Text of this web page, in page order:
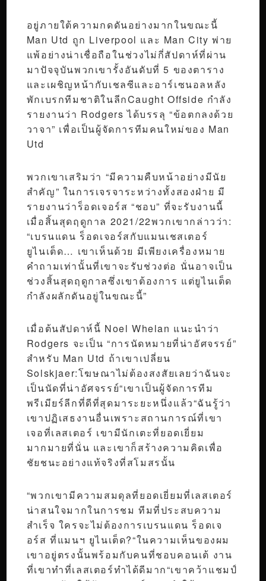
อยู่ภายใต้ความกดดันอย่างมากในขณะนี้
Man Utd ถูก Liverpool และ Man City พ่าย
แพ้อย่างน่าเชื่อถือในช่วงไม่กี่สัปดาห์ที่ผ่าน
มาปัจจุบันพวกเขารั้งอันดับที่ 5 ของตาราง
และเผชิญหน้ากับเชลซีและอาร์เซนอลหลัง
พักเบรกทีมชาติในลีกCaught Offside กำลัง
รายงานว่า Rodgers ได้บรรลุ “ข้อตกลงด้วย
วาจา” เพื่อเป็นผู้จัดการทีมคนใหม่ของ Man
Utd
พวกเขาเสริมว่า “มีความคืบหน้าอย่างมีนัย
สำคัญ” ในการเจรจาระหว่างทั้งสองฝ่าย มี
รายงานว่าร็อดเจอร์ส “ชอบ” ที่จะรับงานนี้
เมื่อสิ้นสุดฤดูกาล 2021/22พวกเขากล่าวว่า:
“เบรนแดน ร็อดเจอร์สกับแมนเชสเตอร์
ยูไนเต็ด… เขาเห็นด้วย มีเพียงเครื่องหมาย
คำถามเท่านั้นที่เขาจะรับช่วงต่อ นั่นอาจเป็น
ช่วงสิ้นสุดฤดูกาลซึ่งเขาต้องการ แต่ยูไนเต็ด
กำลังผลักดันอยู่ในขณะนี้”
เมื่อต้นสัปดาห์นี้ Noel Whelan แนะนำว่า
Rodgers จะเป็น “การนัดหมายที่น่าอัศจรรย์”
สำหรับ Man Utd ถ้าเขาเปลี่ยน
Solskjaer:โฆษณาไม่ต้องสงสัยเลยว่าฉันจะ
เป็นนัดที่น่าอัศจรรย์“เขาเป็นผู้จัดการทีม
พรีเมียร์ลีกที่ดีที่สุดมาระยะหนึ่งแล้ว“ฉันรู้ว่า
เขาปฏิเสธงานอื่นเพราะสถานการณ์ที่เขา
เจอที่เลสเตอร์ เขามีนักเตะที่ยอดเยี่ยม
มากมายที่นั่น และเขาก็สร้างความคิดเพื่อ
ชัยชนะอย่างแท้จริงที่สโมสรนั้น
“พวกเขามีความสมดุลที่ยอดเยี่ยมที่เลสเตอร์
น่าสนใจมากในการชม ทีมที่ประสบความ
สำเร็จ ใครจะไม่ต้องการเบรนแดน ร็อดเจ
อร์ส ที่แมนฯ ยูไนเต็ด?“ในความเห็นของผม
เขาอยู่ตรงนั้นพร้อมกับคนที่ชอบคอนเต้ งาน
ที่เขาทำที่เลสเตอร์ทำได้ดีมาก“เขาคว้าแชมป์